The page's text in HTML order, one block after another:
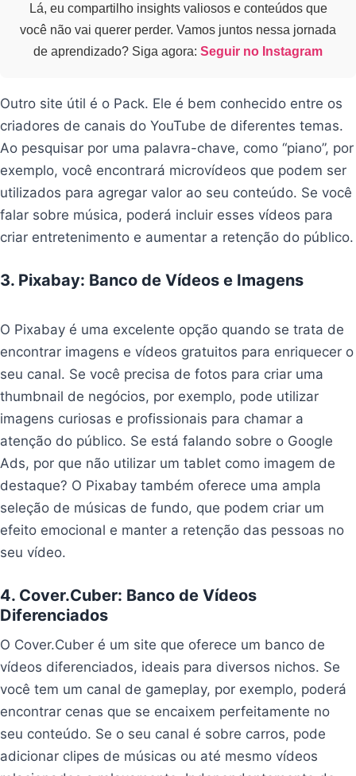
Lá, eu compartilho insights valiosos e conteúdos que
você não vai querer perder. Vamos juntos nessa jornada
de aprendizado? Siga agora: Seguir no Instagram
Outro site útil é o Pack. Ele é bem conhecido entre os
criadores de canais do YouTube de diferentes temas.
Ao pesquisar por uma palavra-chave, como “piano”, por
exemplo, você encontrará microvídeos que podem ser
utilizados para agregar valor ao seu conteúdo. Se você
falar sobre música, poderá incluir esses vídeos para
criar entretenimento e aumentar a retenção do público.
3. Pixabay: Banco de Vídeos e Imagens
O Pixabay é uma excelente opção quando se trata de
encontrar imagens e vídeos gratuitos para enriquecer o
seu canal. Se você precisa de fotos para criar uma
thumbnail de negócios, por exemplo, pode utilizar
imagens curiosas e profissionais para chamar a
atenção do público. Se está falando sobre o Google
Ads, por que não utilizar um tablet como imagem de
destaque? O Pixabay também oferece uma ampla
seleção de músicas de fundo, que podem criar um
efeito emocional e manter a retenção das pessoas no
seu vídeo.
4. Cover.Cuber: Banco de Vídeos
Diferenciados
O Cover.Cuber é um site que oferece um banco de
vídeos diferenciados, ideais para diversos nichos. Se
você tem um canal de gameplay, por exemplo, poderá
encontrar cenas que se encaixem perfeitamente no
seu conteúdo. Se o seu canal é sobre carros, pode
adicionar clipes de músicas ou até mesmo vídeos